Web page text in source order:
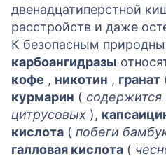
двенадцатиперстной
расстройств и даже
К безопасным
карбоангидразы
кофе , никотин , гранат
курмарин ( содержится
цитрусовых ),
кислота ( побеги
галловая кислота (